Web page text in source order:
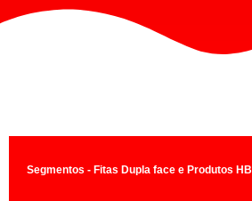
Segmentos - Fitas Dupla face e Produtos HB